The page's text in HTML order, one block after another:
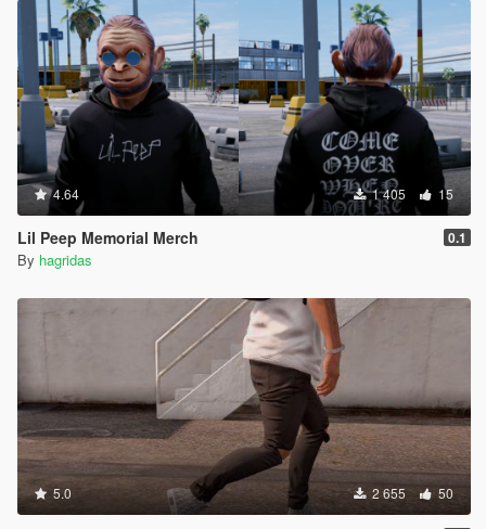
4.64 1 405 15
Lil Peep Memorial Merch 0.1
By hagridas
5.0 2 655 50